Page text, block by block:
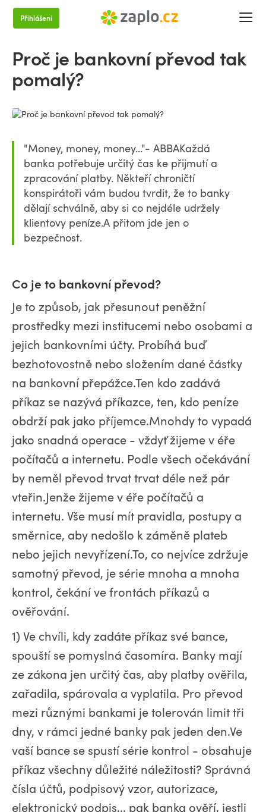
Přihlášení
Proč je bankovní převod tak
pomalý?
"Money, money, money..."- ABBAKaždá
banka potřebuje určitý čas ke přijmutí a
zpracování platby. Někteří chroničtí
konspirátoři vám budou tvrdit, že to banky
dělají schválně, aby si co nejdéle udržely
klientovy peníze.A přitom jde jen o
bezpečnost.
Co je to bankovní převod?
Je to způsob, jak přesunout peněžní
prostředky mezi institucemi nebo osobami a
jejich bankovními účty. Probíhá buď
bezhotovostně nebo složením dané částky
na bankovní přepážce.Ten kdo zadává
příkaz se nazývá příkazce, ten, kdo peníze
obdrží pak jako příjemce.Mnohdy to vypadá
jako snadná operace - vždyť žijeme v éře
počítačů a internetu. Podle všech očekávání
by neměl převod trvat trvat déle než pár
vteřin.Jenže žijeme v éře počítačů a
internetu. Vše musí mít pravidla, postupy a
směrnice, aby nedošlo k záměně plateb
nebo jejich nevyřízení.To, co nejvíce zdržuje
samotný převod, je série mnoha a mnoha
kontrol, čekání ve frontách příkazů a
ověřování.
1) Ve chvíli, kdy zadáte příkaz své bance,
spouští se pomyslná časomíra. Banky mají
ze zákona jen určitý čas, aby platby ověřila,
zařadila, spárovala a vyplatila. Pro převod
mezi různými bankami je tolerován limit tři
dny, v rámci jedné banky pak jeden den.Ve
vaší bance se spustí série kontrol - obsahuje
příkaz všechny důležité náležitosti? Správná
čísla účtů, podpisový vzor, autorizace,
elektronický podpis... pak banka ověří, jestli